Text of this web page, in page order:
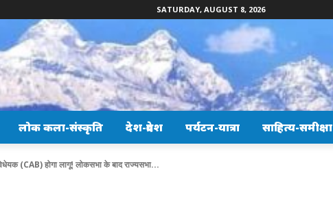
SATURDAY, AUGUST 8, 2026
लोक कला-संस्कृति देश-प्रदेश पर्यटन-यात्रा साहित्य-समीक्षा
(CAB) होगा लागू! लोकसभा के बाद राज्यसभा...